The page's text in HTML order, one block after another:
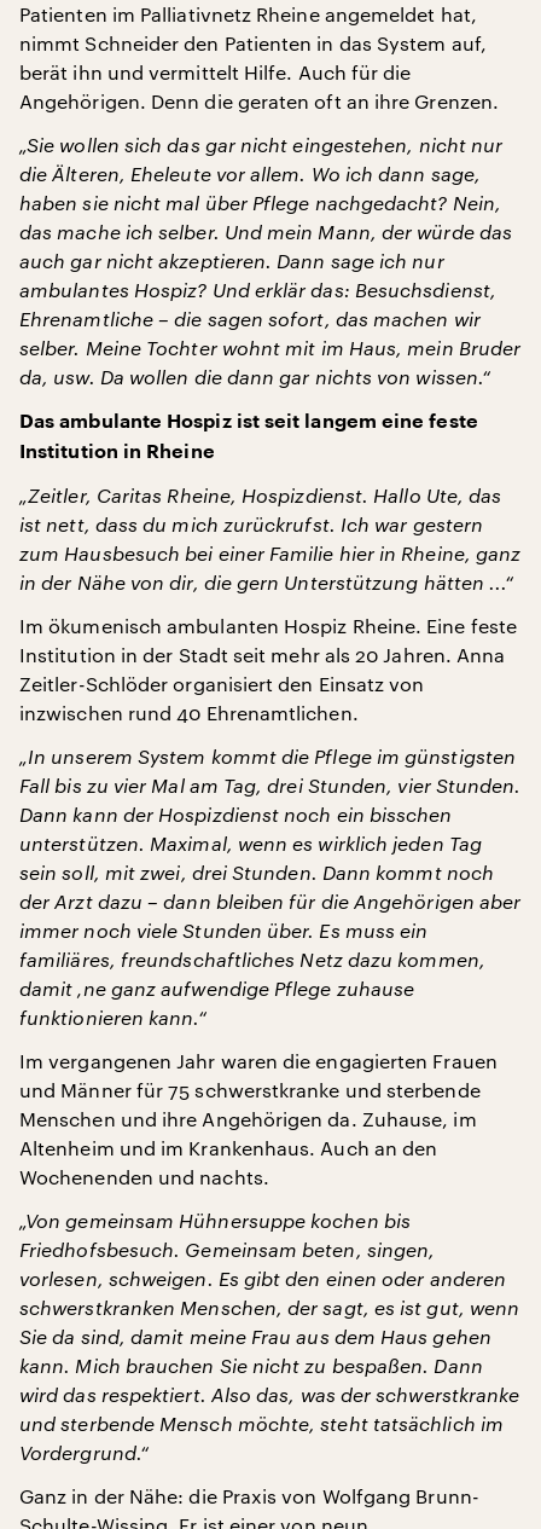
Patienten im Palliativnetz Rheine angemeldet hat,
nimmt Schneider den Patienten in das System auf,
berät ihn und vermittelt Hilfe. Auch für die
Angehörigen. Denn die geraten oft an ihre Grenzen.
„Sie wollen sich das gar nicht eingestehen, nicht nur
die Älteren, Eheleute vor allem. Wo ich dann sage,
haben sie nicht mal über Pflege nachgedacht? Nein,
das mache ich selber. Und mein Mann, der würde das
auch gar nicht akzeptieren. Dann sage ich nur
ambulantes Hospiz? Und erklär das: Besuchsdienst,
Ehrenamtliche – die sagen sofort, das machen wir
selber. Meine Tochter wohnt mit im Haus, mein Bruder
da, usw. Da wollen die dann gar nichts von wissen.“
Das ambulante Hospiz ist seit langem eine feste
Institution in Rheine
„Zeitler, Caritas Rheine, Hospizdienst. Hallo Ute, das
ist nett, dass du mich zurückrufst. Ich war gestern
zum Hausbesuch bei einer Familie hier in Rheine, ganz
in der Nähe von dir, die gern Unterstützung hätten ...“
Im ökumenisch ambulanten Hospiz Rheine. Eine feste
Institution in der Stadt seit mehr als 20 Jahren. Anna
Zeitler-Schlöder organisiert den Einsatz von
inzwischen rund 40 Ehrenamtlichen.
„In unserem System kommt die Pflege im günstigsten
Fall bis zu vier Mal am Tag, drei Stunden, vier Stunden.
Dann kann der Hospizdienst noch ein bisschen
unterstützen. Maximal, wenn es wirklich jeden Tag
sein soll, mit zwei, drei Stunden. Dann kommt noch
der Arzt dazu – dann bleiben für die Angehörigen aber
immer noch viele Stunden über. Es muss ein
familiäres, freundschaftliches Netz dazu kommen,
damit ‚ne ganz aufwendige Pflege zuhause
funktionieren kann.“
Im vergangenen Jahr waren die engagierten Frauen
und Männer für 75 schwerstkranke und sterbende
Menschen und ihre Angehörigen da. Zuhause, im
Altenheim und im Krankenhaus. Auch an den
Wochenenden und nachts.
„Von gemeinsam Hühnersuppe kochen bis
Friedhofsbesuch. Gemeinsam beten, singen,
vorlesen, schweigen. Es gibt den einen oder anderen
schwerstkranken Menschen, der sagt, es ist gut, wenn
Sie da sind, damit meine Frau aus dem Haus gehen
kann. Mich brauchen Sie nicht zu bespaßen. Dann
wird das respektiert. Also das, was der schwerstkranke
und sterbende Mensch möchte, steht tatsächlich im
Vordergrund.“
Ganz in der Nähe: die Praxis von Wolfgang Brunn-